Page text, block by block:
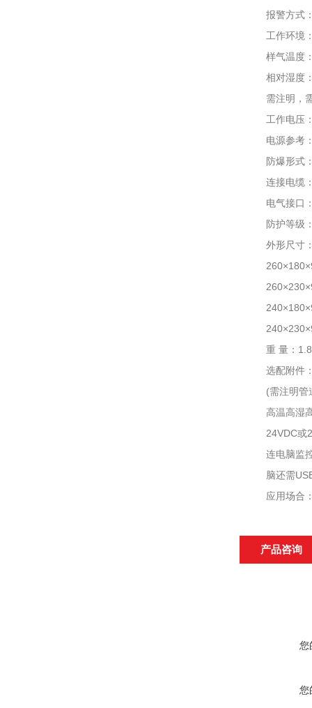
报警方式：
工作环境
样气温度：
相对湿度：
需注明，需
工作电压：
电源参考：
防爆形式：
连接电缆：
电气接口：
防护等级：
外形尺寸
重 量：
选配附件：
(需注明管道
高温高湿高
24VDC或
连电脑监控
脑还需USB/
应用场合：
产品咨询
您
您